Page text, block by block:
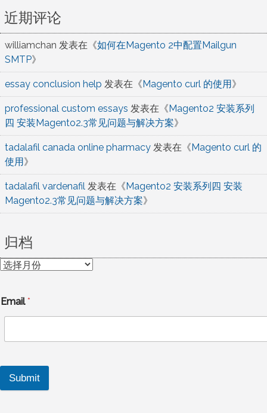
近期评论
williamchan 发表在《如何在Magento 2中配置Mailgun
SMTP》
essay conclusion help 发表在《Magento curl 的使用》
professional custom essays 发表在《Magento2 安装系列
四 安装Magento2.3常见问题与解决方案》
tadalafil canada online pharmacy 发表在《Magento curl 的
使用》
tadalafil vardenafil 发表在《Magento2 安装系列四 安装
Magento2.3常见问题与解决方案》
归档
归
Email*
Submit